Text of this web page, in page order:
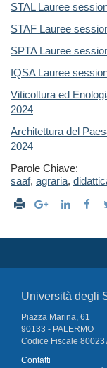
STAL Lauree
STAF Lauree
SPTA Lauree
IQSA Lauree
Viticoltura ed
2024
Architettura del
2024
Parole Chiave:
saaf, agraria,
Università degli
Piazza Marina, 61
90133 - PALERMO
Codice Fiscale
Contatti